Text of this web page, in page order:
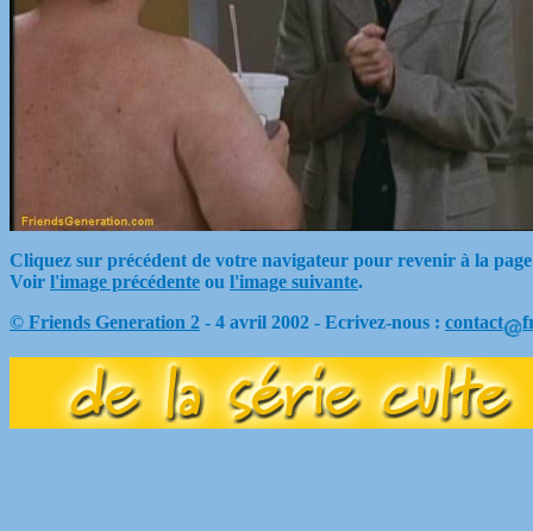
Cliquez sur précédent de votre navigateur pour revenir à la
Voir l'image précédente ou l'image suivante.
© Friends Generation 2 - 4 avril 2002 - Ecrivez-nous : contact